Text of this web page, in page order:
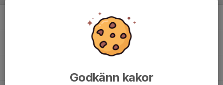
Materialförvaltare
Huvudtränare
Godkänn kakor